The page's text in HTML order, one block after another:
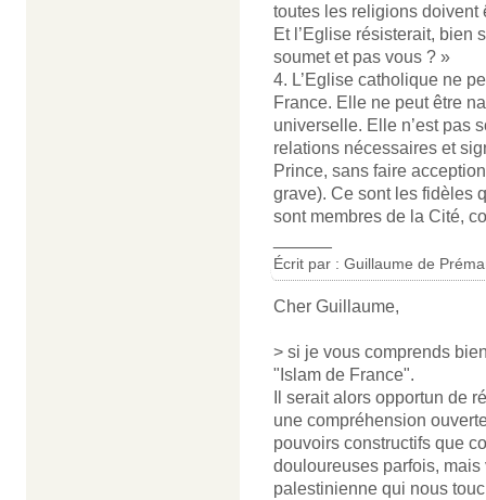
toutes les religions doivent
Et l’Eglise résisterait, bien
soumet et pas vous ? »
4. L’Eglise catholique ne
France. Elle ne peut être
universelle. Elle n’est pas
relations nécessaires et
Prince, sans faire
grave). Ce sont les fidèles
sont membres de la Cité,
Écrit par : Guillaume de
Cher Guillaume,
> si je vous comprends
"Islam de France".
Il serait alors opportun de
une compréhension
pouvoirs constructifs que
douloureuses parfois,
palestinienne qui nous